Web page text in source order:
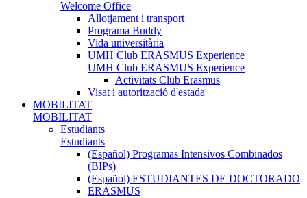
Welcome Office
Allotjament i transport
Programa Buddy
Vida universitària
UMH Club ERASMUS Experience
UMH Club ERASMUS Experience
Activitats Club Erasmus
Visat i autorització d'estada
MOBILITAT
MOBILITAT
Estudiants
Estudiants
(Español) Programas Intensivos Combinados
(BIPs)_
(Español) ESTUDIANTES DE DOCTORADO
ERASMUS